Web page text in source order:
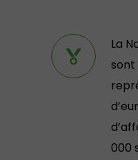
La
sont
000